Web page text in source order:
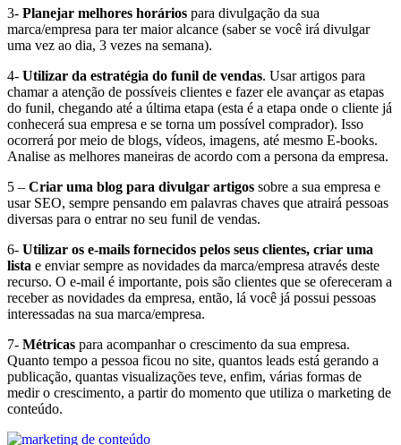
3- Planejar melhores horários para divulgação da sua
marca/empresa para ter maior alcance (saber se você irá divulgar
uma vez ao dia, 3 vezes na semana).
4- Utilizar da estratégia do funil de vendas. Usar artigos para
chamar a atenção de possíveis clientes e fazer ele avançar as etapas
do funil, chegando até a última etapa (esta é a etapa onde o cliente já
conhecerá sua empresa e se torna um possível comprador). Isso
ocorrerá por meio de blogs, vídeos, imagens, até mesmo E-books.
Analise as melhores maneiras de acordo com a persona da empresa.
5 – Criar uma blog para divulgar artigos sobre a sua empresa e
usar SEO, sempre pensando em palavras chaves que atrairá pessoas
diversas para o entrar no seu funil de vendas.
6- Utilizar os e-mails fornecidos pelos seus clientes, criar uma
lista e enviar sempre as novidades da marca/empresa através deste
recurso. O e-mail é importante, pois são clientes que se ofereceram a
receber as novidades da empresa, então, lá você já possui pessoas
interessadas na sua marca/empresa.
7- Métricas para acompanhar o crescimento da sua empresa.
Quanto tempo a pessoa ficou no site, quantos leads está gerando a
publicação, quantas visualizações teve, enfim, várias formas de
medir o crescimento, a partir do momento que utiliza o marketing de
conteúdo.